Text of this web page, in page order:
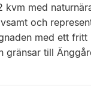
kvm med
och
med ett fritt
gränsar till